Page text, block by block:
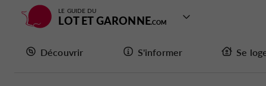
LE GUIDE DU
LOT ET GARONNE
Découvrir S'informer Se